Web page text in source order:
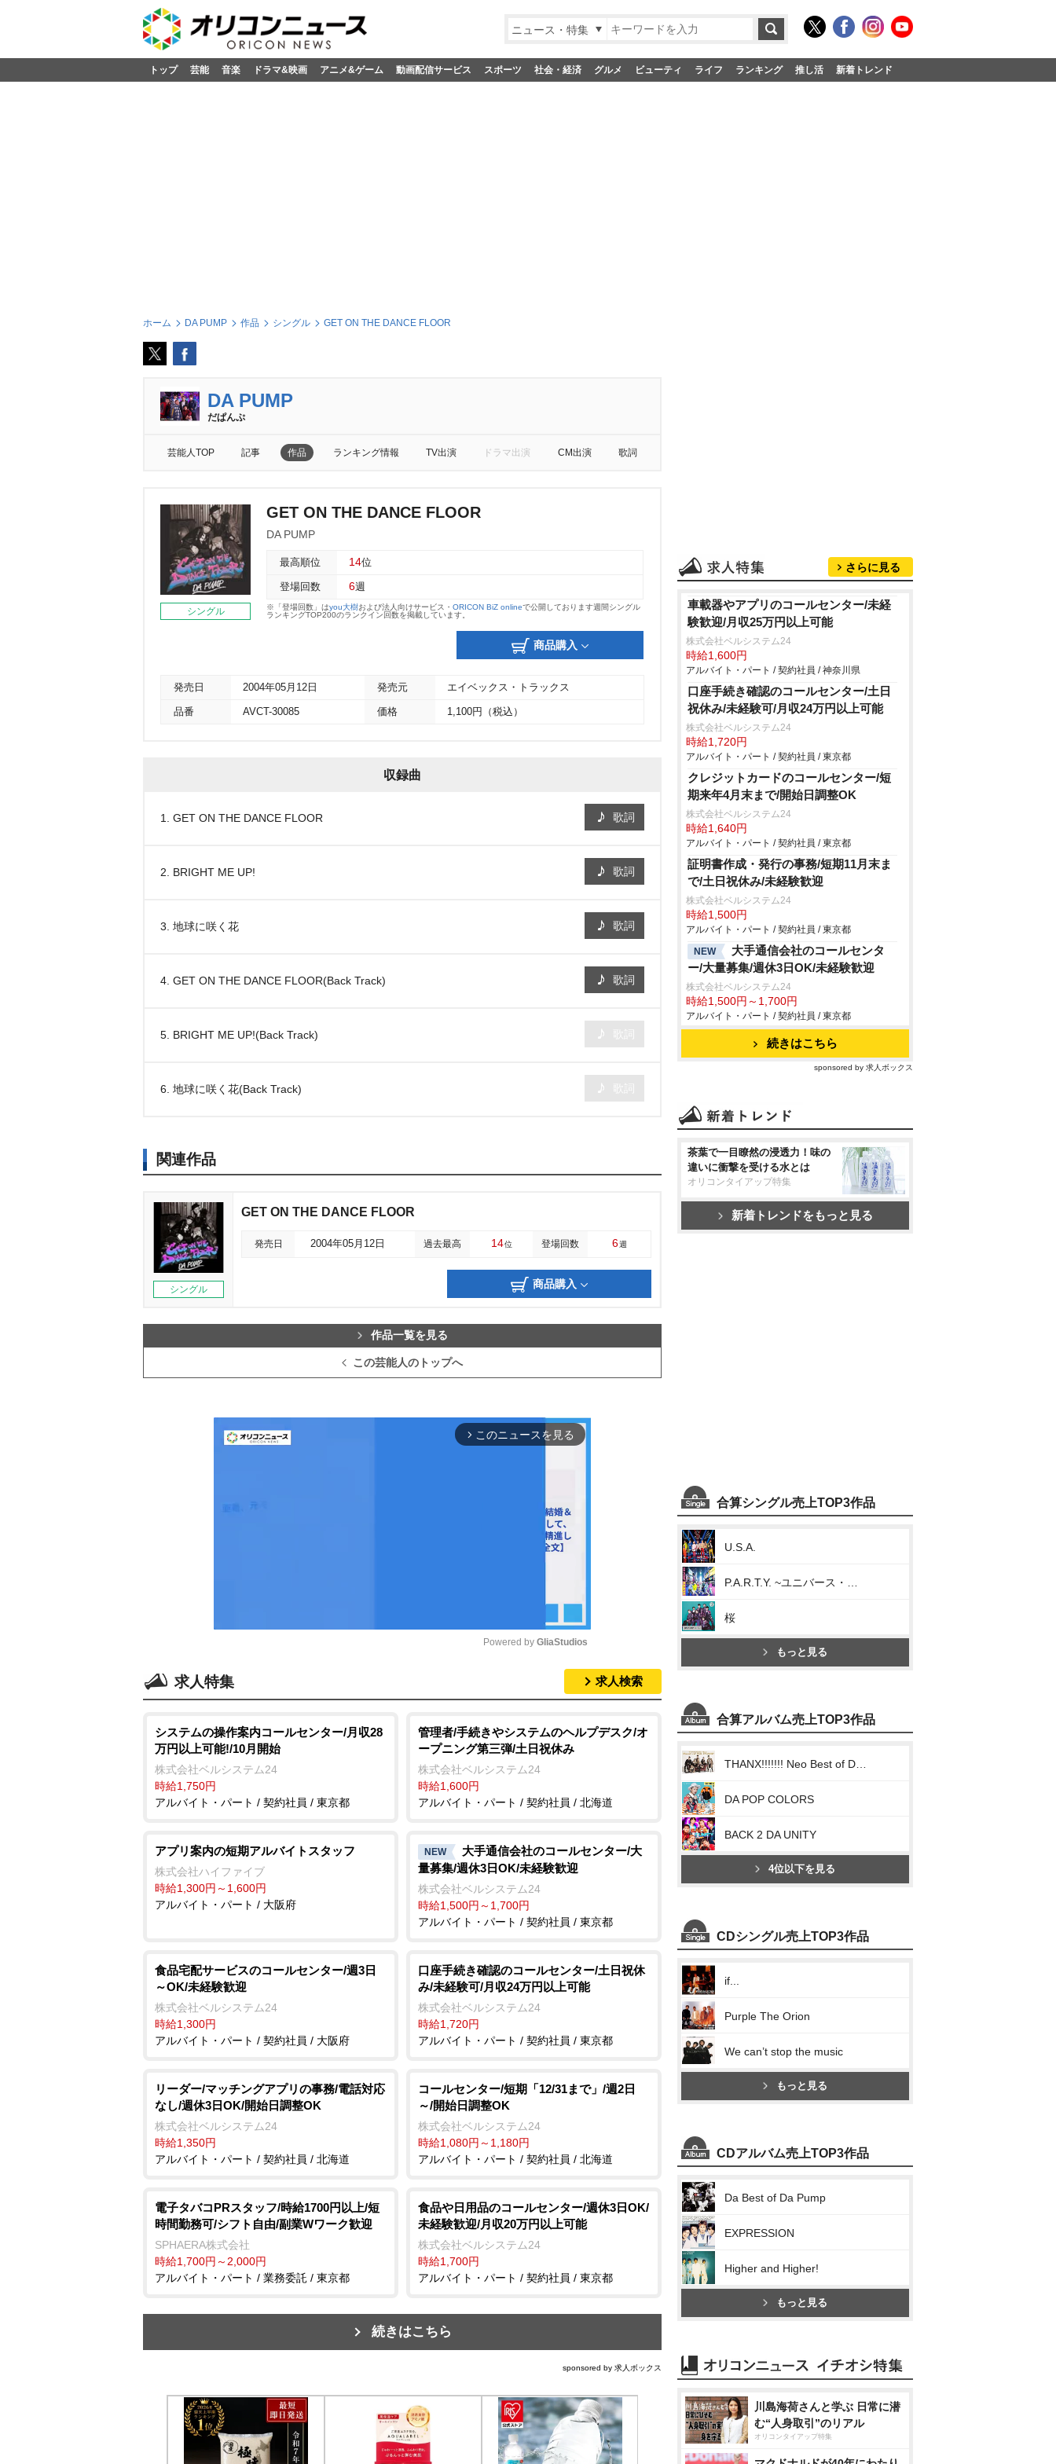
ニュース・特集
トップ 芸能 音楽 ドラマ&映画 アニメ&ゲーム 動画配信サービス スポーツ 社会・経済 グルメ ビューティ ライフ ランキング 推し活 新着トレンド
ホーム DA PUMP 作品 シングル GET ON THE DANCE FLOOR
DA PUMP
だぱんぷ
芸能人TOP 記事 作品 ランキング情報 TV出演 ドラマ出演 CM出演 歌詞
シングル
GET ON THE DANCE FLOOR
DA PUMP
最高順位 14位
登場回数 6週
※「登場回数」はyou大樹および法人向けサービス・ ORICON BiZ onlineで公開しております週間シングル
ランキングTOP200のランクイン回数を掲載しています。
商品購入
発売日 2004年05月12日 発売元 エイベックス・トラックス
品番 AVCT-30085 価格 1,100円（税込）
収録曲
1. GET ON THE DANCE FLOOR 歌詞
2. BRIGHT ME UP! 歌詞
3. 地球に咲く花 歌詞
4. GET ON THE DANCE FLOOR(Back Track) 歌詞
5. BRIGHT ME UP!(Back Track)
6. 地球に咲く花(Back Track)
関連作品
シングル
GET ON THE DANCE FLOOR
発売日 2004年05月12日 過去最高 14位 登場回数 6週
商品購入
作品一覧を見る
この芸能人のトップへ
arrow_forward_ios このニュースを見る
t
e
Powered by GliaStudios
求人特集 求人検索
システムの操作案内コールセンター/月収28
万円以上可能!/10月開始
株式会社ベルシステム24
時給1,750円
アルバイト・パート / 契約社員 / 東京都
管理者/手続きやシステムのヘルプデスク/オ
ープニング第三弾/土日祝休み
株式会社ベルシステム24
時給1,600円
アルバイト・パート / 契約社員 / 北海道
アプリ案内の短期アルバイトスタッフ
株式会社ハイファイブ
時給1,300円～1,600円
アルバイト・パート / 大阪府
NEW
大手通信会社のコールセンター/大
量募集/週休3日OK/未経験歓迎
株式会社ベルシステム24
時給1,500円～1,700円
アルバイト・パート / 契約社員 / 東京都
食品宅配サービスのコールセンター/週3日
～OK/未経験歓迎
株式会社ベルシステム24
時給1,300円
アルバイト・パート / 契約社員 / 大阪府
口座手続き確認のコールセンター/土日祝休
み/未経験可/月収24万円以上可能
株式会社ベルシステム24
時給1,720円
アルバイト・パート / 契約社員 / 東京都
リーダー/マッチングアプリの事務/電話対応
なし/週休3日OK/開始日調整OK
株式会社ベルシステム24
時給1,350円
アルバイト・パート / 契約社員 / 北海道
コールセンター/短期「12/31まで」/週2日
～/開始日調整OK
株式会社ベルシステム24
時給1,080円～1,180円
アルバイト・パート / 契約社員 / 北海道
電子タバコPRスタッフ/時給1700円以上/短
時間勤務可/シフト自由/副業Wワーク歓迎
SPHAERA株式会社
時給1,700円～2,000円
アルバイト・パート / 業務委託 / 東京都
食品や日用品のコールセンター/週休3日OK/
未経験歓迎/月収20万円以上可能
株式会社ベルシステム24
時給1,700円
アルバイト・パート / 契約社員 / 東京都
続きはこちら
sponsored by 求人ボックス
さらに見る
車載器やアプリのコールセンター/未経
験歓迎/月収25万円以上可能
株式会社ベルシステム24
時給1,600円
アルバイト・パート / 契約社員 / 神奈川県
口座手続き確認のコールセンター/土日
祝休み/未経験可/月収24万円以上可能
株式会社ベルシステム24
時給1,720円
アルバイト・パート / 契約社員 / 東京都
クレジットカードのコールセンター/短
期来年4月末まで/開始日調整OK
株式会社ベルシステム24
時給1,640円
アルバイト・パート / 契約社員 / 東京都
証明書作成・発行の事務/短期11月末ま
で/土日祝休み/未経験歓迎
株式会社ベルシステム24
時給1,500円
アルバイト・パート / 契約社員 / 東京都
NEW
大手通信会社のコールセンタ
ー/大量募集/週休3日OK/未経験歓迎
株式会社ベルシステム24
時給1,500円～1,700円
アルバイト・パート / 契約社員 / 東京都
続きはこちら
sponsored by 求人ボックス
茶葉で一目瞭然の浸透力！味の
違いに衝撃を受ける水とは
オリコンタイアップ特集
新着トレンドをもっと見る
合算シングル売上TOP3作品
U.S.A.
桜
もっと見る
合算アルバム売上TOP3作品
DA POP COLORS
BACK 2 DA UNITY
4位以下を見る
CDシングル売上TOP3作品
if...
Purple The Orion
We can’t stop the music
もっと見る
CDアルバム売上TOP3作品
Da Best of Da Pump
EXPRESSION
Higher and Higher!
もっと見る
川島海荷さんと学ぶ 日常に潜
む“人身取引”のリアル
オリコンタイアップ特集